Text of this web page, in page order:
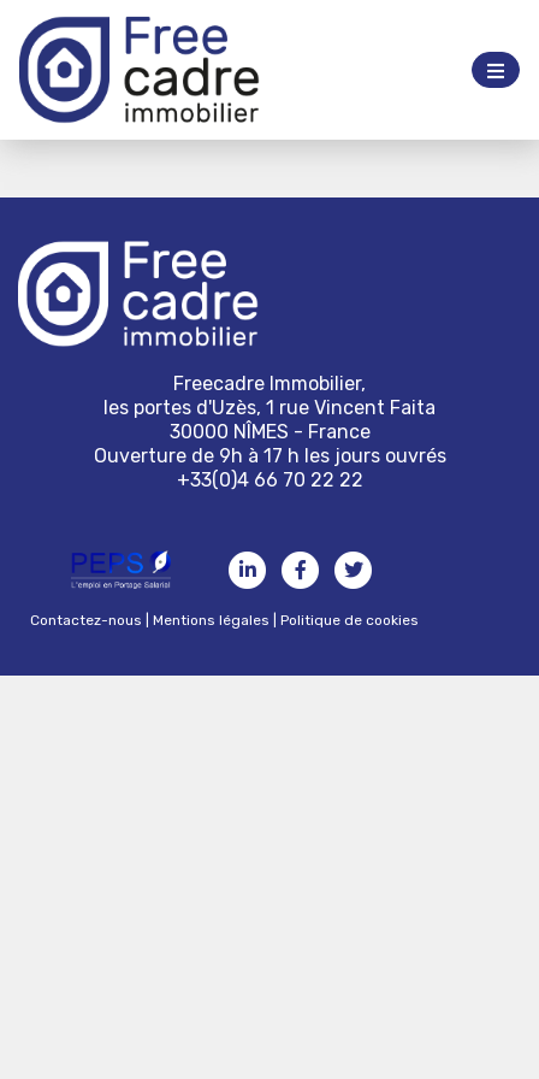
Freecadre Immobilier,
les portes d'Uzès, 1 rue Vincent Faita
30000 NÎMES - France
Ouverture de 9h à 17 h les jours ouvrés
+33(0)4 66 70 22 22
Contactez-nous |Mentions légales |Politique de cookies